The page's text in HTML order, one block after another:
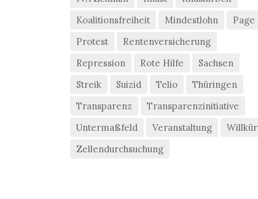
Koalitionsfreiheit
Mindestlohn
Page
Protest
Rentenversicherung
Repression
Rote Hilfe
Sachsen
Streik
Suizid Telio
Thüringen
Transparenz
Transparenzinitiative
Untermaßfeld
Veranstaltung
Willkür
Zellendurchsuchung